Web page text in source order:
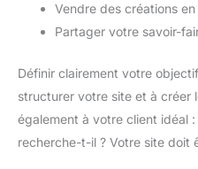
Vendre des créations
Partager votre savoir-
Définir clairement votre
structurer votre site et à créer
également à votre client idéal
recherche-t-il ? Votre site doit